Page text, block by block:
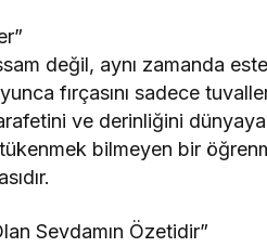
değil, aynı zamanda
fırçasını sadece
ve derinliğini
tükenmek bilmeyen bir
Sevdamın Özetidir”